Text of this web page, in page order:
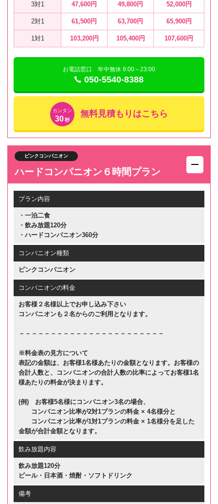
3対1 47,600円 49,800円 52,000円
2対1 61,500円 63,700円 65,900円
1対1 103,200円 105,400円 107,600円
お電話窓口 年中無休 9:00～23:00
050-5540-8388
カンタン
30秒
無料見積もりはこちら
ピンクコンパニオン
ハードコンパニオン６時間プラン
プラン内容
・一泊二食
・飲み放題120分
・ハードコンパニオン360分
コンパニオン種類
ピンクコンパニオン
コンパニオンの料金
お客様２名様以上でお申し込み下さい
コンパニオンも２名からのご利用となります。
－－－－－－－－－－－－－－－－－－－－－－－
※料金表の見方について
表記の金額は、お客様1名様あたりの金額となります。お客様の
合計人数と、コンパニオンの合計人数の比率によってお客様1名
様あたりの料金が決まります。
(例) お客様5名様にコンパニオン3名の場合、
コンパニオン比率が2対1プランの料金 × 4名様分と
コンパニオン比率が1対1プランの料金 × 1名様分を足した
金額が合計金額となります。
飲み放題内容
飲み放題120分
ビール・日本酒・焼酎・ソフトドリンク
備考